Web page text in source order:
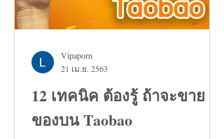
12 เทคนิค ต้องรู้ ถ้าจะขาย
ของบน Taobao
Vipaporn
21 เม.ย. 2563